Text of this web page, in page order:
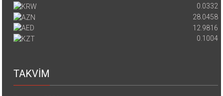
0.0332
28.0458
12.9816
0.1004
TAKVİM